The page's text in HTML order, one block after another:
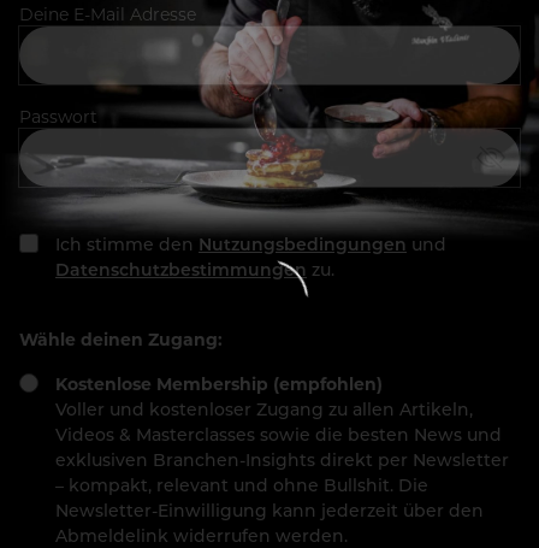
Deine E-Mail Adresse
Passwort
Ich stimme den Nutzungsbedingungen und
Datenschutzbestimmungen zu.
Wähle deinen Zugang:
Kostenlose Membership (empfohlen)
Voller und kostenloser Zugang zu allen Artikeln,
Videos & Masterclasses sowie die besten News und
exklusiven Branchen-Insights direkt per Newsletter
– kompakt, relevant und ohne Bullshit. Die
Newsletter-Einwilligung kann jederzeit über den
Abmeldelink widerrufen werden.